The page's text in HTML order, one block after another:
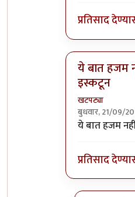
प्रतिसाद
ये बात हजम
इस्कटून
खटपट्या
बुधवार, 21/09/
In reply to
ये बात हजम
प्रतिसाद